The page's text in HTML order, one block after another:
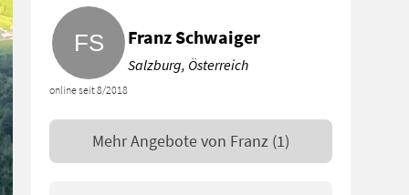
online seit 8/2018
Franz Schwaiger
Salzburg, Österreich
Mehr Angebote von Franz (1)